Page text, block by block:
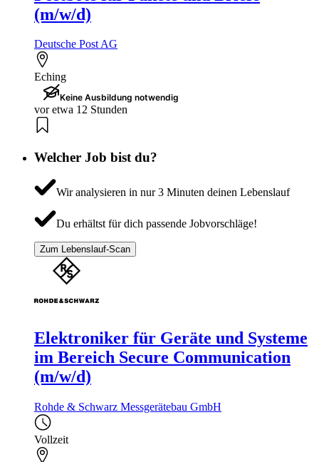
(m/w/d)
Deutsche Post AG
Eching
Keine Ausbildung notwendig
vor etwa 12 Stunden
Welcher Job bist du?
Wir analysieren in nur 3 Minuten deinen Lebenslauf
Du erhältst für dich passende Jobvorschläge!
Zum Lebenslauf-Scan
Elektroniker für Geräte und Systeme
im Bereich Secure Communication
(m/w/d)
Rohde & Schwarz Messgerätebau GmbH
Vollzeit